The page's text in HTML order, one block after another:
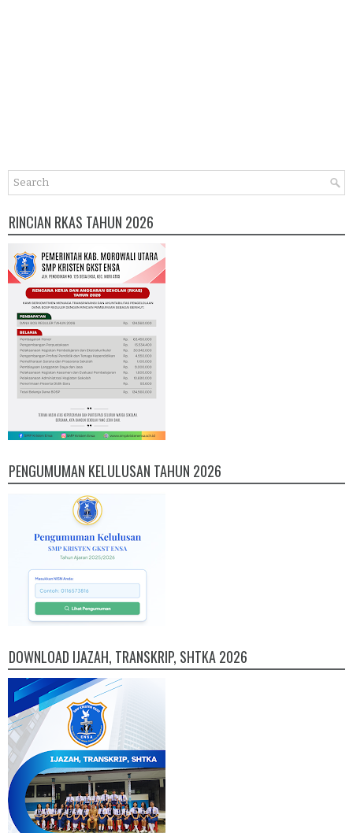
RINCIAN RKAS TAHUN 2026
PENGUMUMAN KELULUSAN TAHUN 2026
DOWNLOAD IJAZAH, TRANSKRIP, SHTKA 2026